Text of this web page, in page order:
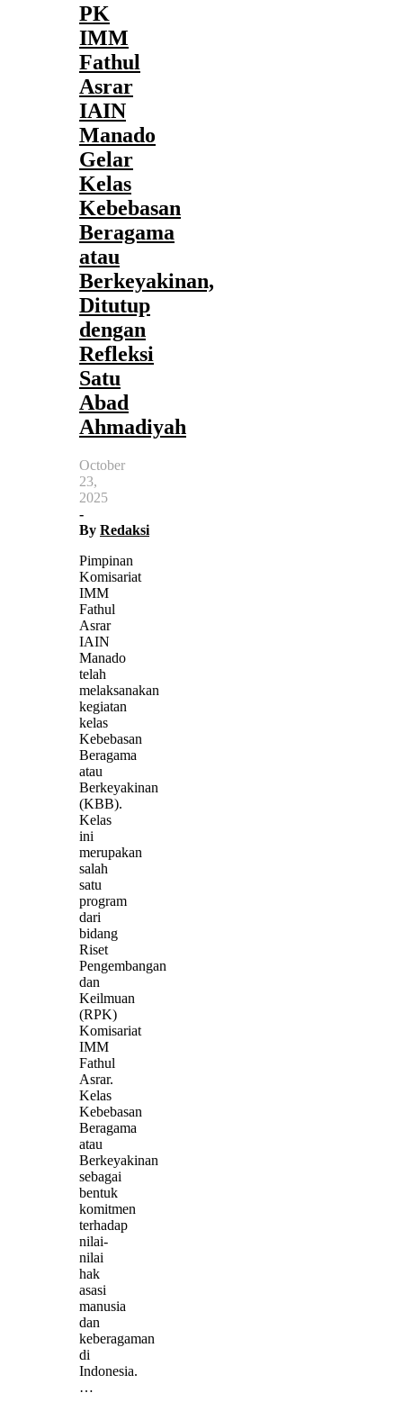
PK
IMM
Fathul
Asrar
IAIN
Manado
Gelar
Kelas
Kebebasan
Beragama
atau
Berkeyakinan,
Ditutup
dengan
Refleksi
Satu
Abad
Ahmadiyah
October
23,
2025
-
By Redaksi
Pimpinan
Komisariat
IMM
Fathul
Asrar
IAIN
Manado
telah
melaksanakan
kegiatan
kelas
Kebebasan
Beragama
atau
Berkeyakinan
(KBB).
Kelas
ini
merupakan
salah
satu
program
dari
bidang
Riset
Pengembangan
dan
Keilmuan
(RPK)
Komisariat
IMM
Fathul
Asrar.
Kelas
Kebebasan
Beragama
atau
Berkeyakinan
sebagai
bentuk
komitmen
terhadap
nilai-
nilai
hak
asasi
manusia
dan
keberagaman
di
Indonesia.
…